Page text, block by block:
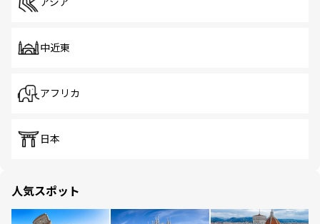
中近東
アフリカ
日本
人気スポット